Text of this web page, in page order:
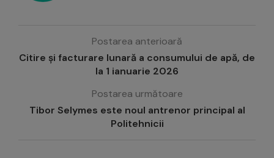
Postarea anterioară
Citire și facturare lunară a consumului de apă, de
la 1 ianuarie 2026
Postarea următoare
Tibor Selymes este noul antrenor principal al
Politehnicii